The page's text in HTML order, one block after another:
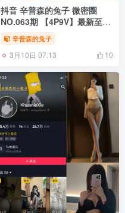
抖音 辛普森的兔子 微密圈
NO.063期 【4P9V】最新至：
2024.11.12
辛普森的兔子
3月10日 07:13 10